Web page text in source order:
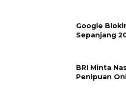
Google
Sepanjang
BRI Minta
Penipuan